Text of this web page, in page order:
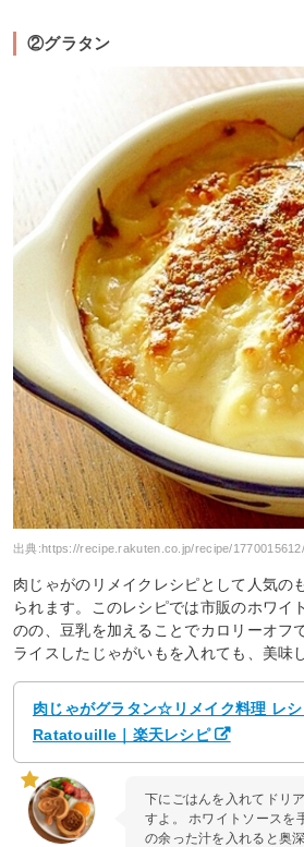
②グラタン
出典:https://recipe.rakuten.co.jp/recipe/1770015612/
肉じゃがのリメイクレシピとして人気の
られます。このレシピでは市販のホワイ
のの、豆乳を加えることでカロリーオフ
ライスしたじゃがいもを入れても、美味
肉じゃがグラタン☆リメイク料理 レ
Ratatouille｜楽天レシピ
下にごはんを入れてドリ
すよ。 ホワイトソースを
の余った汁を入れると奥